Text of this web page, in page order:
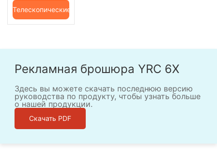
Телескопические
Рекламная брошюра YRC 6X
Здесь вы можете скачать последнюю версию
руководства по продукту, чтобы узнать больше
о нашей продукции.
Скачать PDF